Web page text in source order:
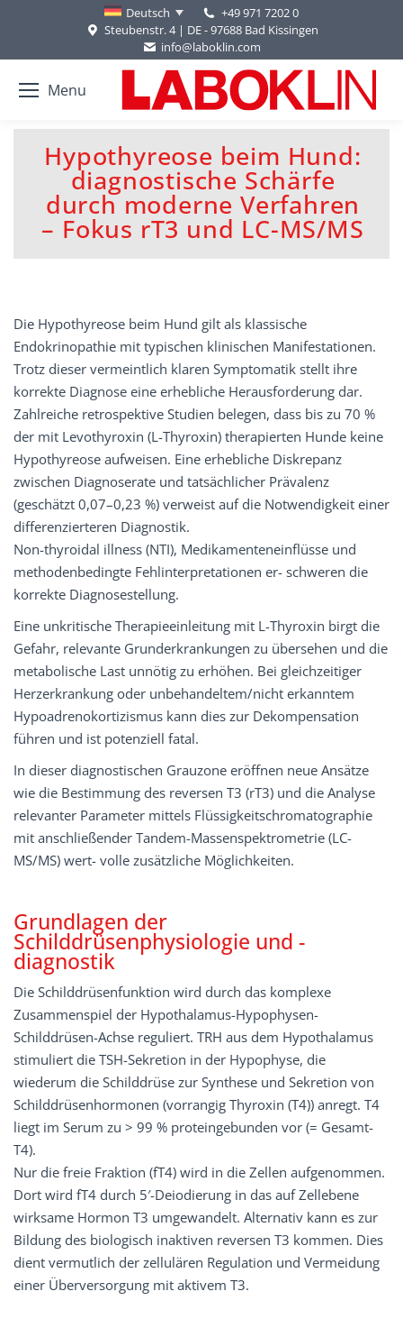
Deutsch
+49 971 7202 0
Steubenstr. 4 | DE - 97688 Bad Kissingen
info@laboklin.com
Menu
Hypothyreose beim Hund:
diagnostische Schärfe
durch moderne Verfahren
– Fokus rT3 und LC-MS/MS
Sie befinden sich hier:
Die Hypothyreose beim Hund gilt als klassische
Endokrinopathie mit typischen klinischen Manifestationen.
Trotz dieser vermeintlich klaren Symptomatik stellt ihre
korrekte Diagnose eine erhebliche Herausforderung dar.
Zahlreiche retrospektive Studien belegen, dass bis zu 70 %
der mit Levothyroxin (L-Thyroxin) therapierten Hunde keine
Hypothyreose aufweisen. Eine erhebliche Diskrepanz
zwischen Diagnoserate und tatsächlicher Prävalenz
(geschätzt 0,07–0,23 %) verweist auf die Notwendigkeit einer
differenzierteren Diagnostik.
Non-thyroidal illness (NTI), Medikamenteneinflüsse und
methodenbedingte Fehlinterpretationen er- schweren die
korrekte Diagnosestellung.
Eine unkritische Therapieeinleitung mit L-Thyroxin birgt die
Gefahr, relevante Grunderkrankungen zu übersehen und die
metabolische Last unnötig zu erhöhen. Bei gleichzeitiger
Herzerkrankung oder unbehandeltem/nicht erkanntem
Hypoadrenokortizismus kann dies zur Dekompensation
führen und ist potenziell fatal.
In dieser diagnostischen Grauzone eröffnen neue Ansätze
wie die Bestimmung des reversen T3 (rT3) und die Analyse
relevanter Parameter mittels Flüssigkeitschromatographie
mit anschließender Tandem-Massenspektrometrie (LC-
MS/MS) wert- volle zusätzliche Möglichkeiten.
Grundlagen der
Schilddrüsenphysiologie und -
diagnostik
Die Schilddrüsenfunktion wird durch das komplexe
Zusammenspiel der Hypothalamus-Hypophysen-
Schilddrüsen-Achse reguliert. TRH aus dem Hypothalamus
stimuliert die TSH-Sekretion in der Hypophyse, die
wiederum die Schilddrüse zur Synthese und Sekretion von
Schilddrüsenhormonen (vorrangig Thyroxin (T4)) anregt. T4
liegt im Serum zu > 99 % proteingebunden vor (= Gesamt-
T4).
Nur die freie Fraktion (fT4) wird in die Zellen aufgenommen.
Dort wird fT4 durch 5′-Deiodierung in das auf Zellebene
wirksame Hormon T3 umgewandelt. Alternativ kann es zur
Bildung des biologisch inaktiven reversen T3 kommen. Dies
dient vermutlich der zellulären Regulation und Vermeidung
einer Überversorgung mit aktivem T3.